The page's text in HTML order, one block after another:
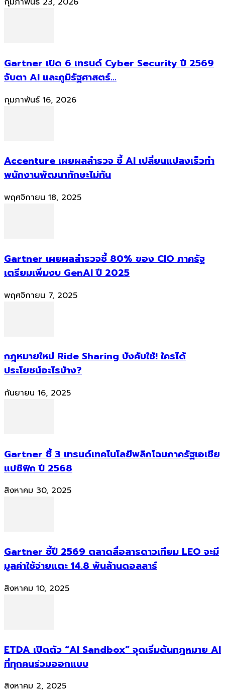
Gartner เปิด 6 เทรนด์ Cyber Security ปี 2569
จับตา AI และภูมิรัฐศาสตร์...
กุมภาพันธ์ 16, 2026
Accenture เผยผลสำรวจ ชี้ AI เปลี่ยนแปลงเร็วทำ
พนักงานพัฒนาทักษะไม่ทัน
พฤศจิกายน 18, 2025
Gartner เผยผลสำรวจชี้ 80% ของ CIO ภาครัฐ
เตรียมเพิ่มงบ GenAI ปี 2025
พฤศจิกายน 7, 2025
กฎหมายใหม่ Ride Sharing บังคับใช้! ใครได้
ประโยชน์อะไรบ้าง?
กันยายน 16, 2025
Gartner ชี้ 3 เทรนด์เทคโนโลยีพลิกโฉมภาครัฐเอเชีย
แปซิฟิก ปี 2568
สิงหาคม 30, 2025
Gartner ชี้ปี 2569 ตลาดสื่อสารดาวเทียม LEO จะมี
มูลค่าใช้จ่ายแตะ 14.8 พันล้านดอลลาร์
สิงหาคม 10, 2025
ETDA เปิดตัว “AI Sandbox” จุดเริ่มต้นกฎหมาย AI
ที่ทุกคนร่วมออกแบบ
สิงหาคม 2, 2025